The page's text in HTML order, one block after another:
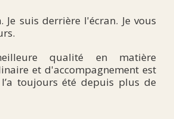
Je suis derrière l'écran. Je vous
qualité en matière
et d'accompagnement est
toujours été depuis plus de